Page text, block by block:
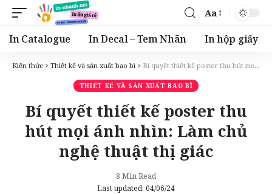
Font
Resizer
Aa
In Catalogue In Decal – Tem Nhãn In hộp giấy
Kiến thức > Thiết kế và sản xuất bao bì > Bí quyết thiết kế poster thu hút mọi ánh nhìn: Làm chủ nghệ thuật thị giác
THIẾT KẾ VÀ SẢN XUẤT BAO BÌ
Bí quyết thiết kế poster thu
hút mọi ánh nhìn: Làm chủ
nghệ thuật thị giác
Last updated: 04/06/24
8 Min Read